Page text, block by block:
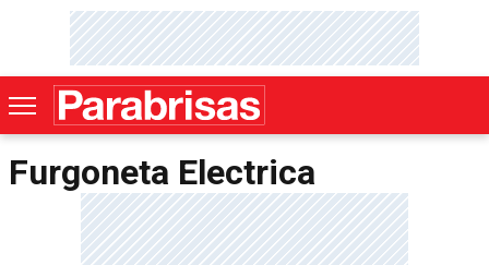
Furgoneta Electrica